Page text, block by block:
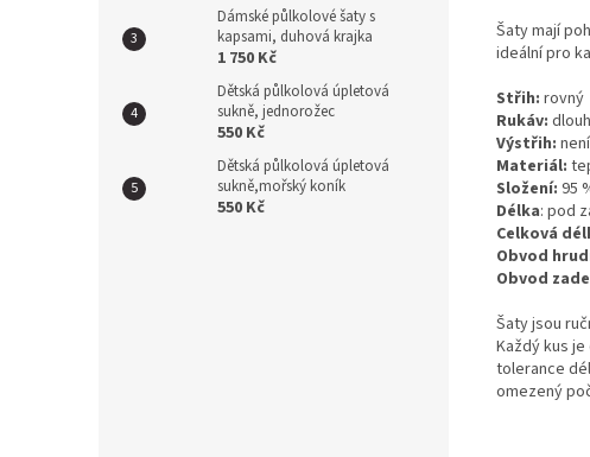
Dámské půlkolové šaty s
kapsami, duhová krajka
1 750 Kč
Dětská půlkolová úpletová
sukně, jednorožec
550 Kč
Dětská půlkolová úpletová
sukně,mořský koník
550 Kč
Šaty mají
ideální pro
Střih: rovný
Rukáv:
Výstřih:
Materiál:
Složení: 95
Délka: pod
Celková
Obvod
Obvod
Šaty jsou
Každý kus
tolerance
omezený